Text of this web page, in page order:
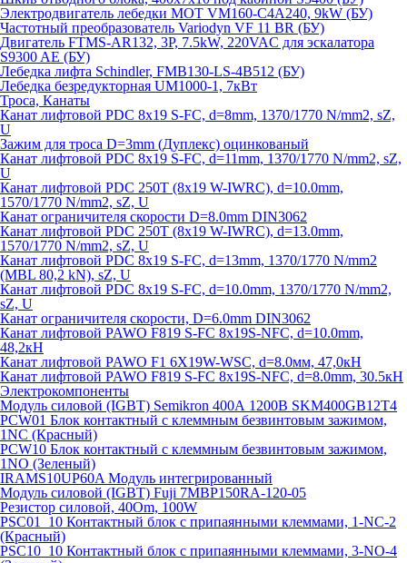
Электродвигатель лебедки MOT VM160-C4A240, 9kW (БУ)
Частотный преобразователь Variodyn VF 11 BR (БУ)
Двигатель FTMS-AR132, 3P, 7.5kW, 220VAC для эскалатора
S9300 AE (БУ)
Лебедка лифта Schindler, FMB130-LS-4B512 (БУ)
Лебедка безредукторная UM1000-1, 7кВт
Троса, Канаты
Канат лифтовой PDC 8x19 S-FC, d=8mm, 1370/1770 N/mm2, sZ,
U
Зажим для троса D=3mm (Дуплекс) оцинкованый
Канат лифтовой PDC 8x19 S-FC, d=11mm, 1370/1770 N/mm2, sZ,
U
Канат лифтовой PDC 250T (8x19 W-IWRC), d=10.0mm,
1570/1770 N/mm2, sZ, U
Канат ограничителя скорости D=8.0mm DIN3062
Канат лифтовой PDC 250T (8x19 W-IWRC), d=13.0mm,
1570/1770 N/mm2, sZ, U
Канат лифтовой PDC 8х19 S-FC, d=13mm, 1370/1770 N/mm2
(MBL 80,2 kN), sZ, U
Канат лифтовой PDC 8x19 S-FC, d=10.0mm, 1370/1770 N/mm2,
sZ, U
Канат ограничителя скорости, D=6.0mm DIN3062
Канат лифтовой PAWO F819 S-FC 8х19S-NFC, d=10.0mm,
48,2кН
Канат лифтовой PAWO F1 6X19W-WSC, d=8.0мм, 47,0кН
Канат лифтовой PAWO F819 S-FC 8х19S-NFC, d=8.0mm, 30.5кН
Электрокомпоненты
Модуль силовой (IGBT) Semikron 400А 1200В SKM400GB12T4
PCW01 Блок контактный с клеммным безвинтовым зажимом,
1NC (Красный)
PCW10 Блок контактный с клеммным безвинтовым зажимом,
1NO (Зеленый)
IRAMS10UP60A Модуль интегрированный
Модуль силовой (IGBT) Fuji 7MBP150RA-120-05
Резистор силовой, 40Om, 100W
PSC01_10 Контактный блок с припаянными клеммами, 1-NC-2
(Красный)
PSC10_10 Контактный блок с припаянными клеммами, 3-NO-4